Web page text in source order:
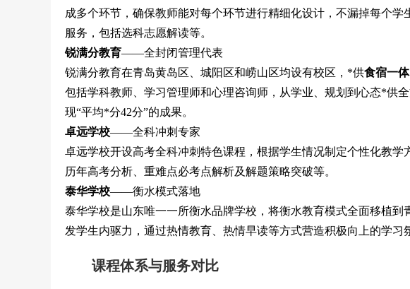
成多个环节，确保教师能对每个环节进行精细化设计，不漏掉每个
服务，包括选科志愿解读等。
锐满分教育——全封闭管理代表
锐满分教育在青岛黄岛区、城阳区和崂山区均设有校区，*供食宿一
包括学科教师、学习管理师和心理咨询师，从学业、规划到心态*供
现“平均*分42分”的成果。
卓远学校——全科冲刺专家
卓远学校开设高考全科冲刺特色课程，根据学生情况制定个性化教
历年高考分析、重难点必考点解析及解题策略突破等。
泰华学校——衡水模式落地
泰华学校是山东唯一一所衡水品牌学校，将衡水教育模式全面移植到
发学生内驱力，通过热情教育、热情早读等方式营造积极向上的学习
课程体系与服务对比